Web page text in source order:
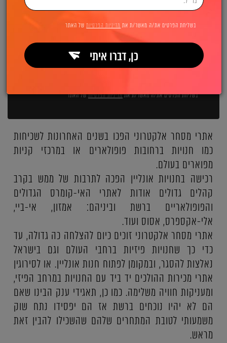
בשליחת הפרטים את/ה מאשר/ת אתמדיניות הפרטיותשל האתר
אתרי מסחר אלקטרוני הפכו בשנים האחרונות לשכיחות
כמו חנויות ברחובות פופולארים או במרכזי קניות
מפוארים בעולם.
רכישה בחנויות אונליין הפכה לתרבות של ממש בקרב
קהלים גדולים אודות לאתרי האי-קומרס הגדולים
והפופולאריים ברשת וביניהם: אמזון, אי-ביי,
אלי-אקספרס, אסוס ועוד.
אתרי מסחר אלקטרוני זוכים כיום להצלחה כה גדולה, עד
כדי כך שחנויות פיזיות ברחבי העולם וגם בישראל
נאלצות להסגר, ובמקומן לפתוח חנות אונליין. או לסירוגין
אתרי מכירות ההולכים יד ביד עם החנויות במרחב הפיזי,
ומעניקות חוויה משלימה. כמו כן, תאגידי ענק הבינו שאם
הם לא יהיו נוכחים ברשת אז הם יפסידו נתח שוק
משמעותי לטובת המתחרים שלהם שהשכילו להבין זאת
מראש.
בשליחת הפרטים את/ה מאשר/ת את מדיניות הפרטיותשל האתר
כן, דברו איתי